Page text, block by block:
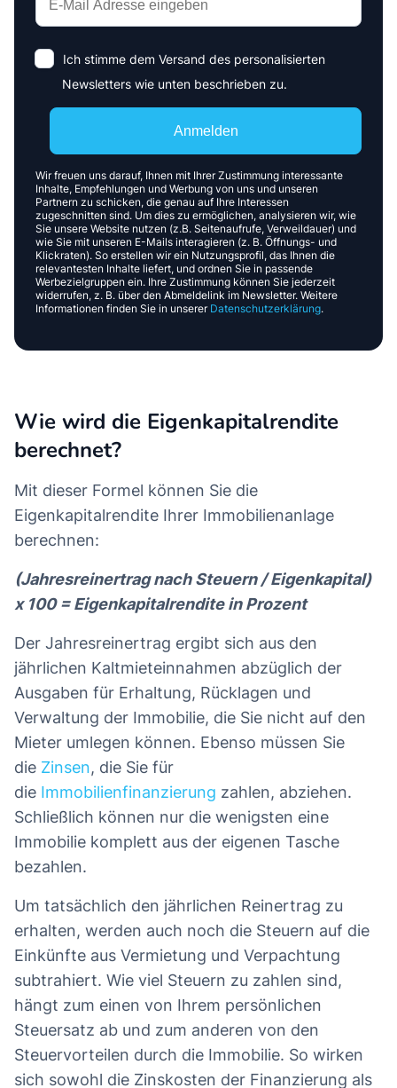
Anmelden
Ich stimme dem Versand des personalisierten
Newsletters wie unten beschrieben zu.
Wir freuen uns darauf, Ihnen mit Ihrer Zustimmung interessante
Inhalte, Empfehlungen und Werbung von uns und unseren
Partnern zu schicken, die genau auf Ihre Interessen
zugeschnitten sind. Um dies zu ermöglichen, analysieren wir, wie
Sie unsere Website nutzen (z.B. Seitenaufrufe, Verweildauer) und
wie Sie mit unseren E-Mails interagieren (z. B. Öffnungs- und
Klickraten). So erstellen wir ein Nutzungsprofil, das Ihnen die
relevantesten Inhalte liefert, und ordnen Sie in passende
Werbezielgruppen ein. Ihre Zustimmung können Sie jederzeit
widerrufen, z. B. über den Abmeldelink im Newsletter. Weitere
Informationen finden Sie in unserer Datenschutzerklärung.
Wie wird die Eigenkapitalrendite
berechnet?
Mit dieser Formel können Sie die
Eigenkapitalrendite Ihrer Immobilienanlage
berechnen:
(Jahresreinertrag nach Steuern / Eigenkapital)
x 100 = Eigenkapitalrendite in Prozent
Der Jahresreinertrag ergibt sich aus den
jährlichen Kaltmieteinnahmen abzüglich der
Ausgaben für Erhaltung, Rücklagen und
Verwaltung der Immobilie, die Sie nicht auf den
Mieter umlegen können. Ebenso müssen Sie
die Zinsen, die Sie für
die Immobilienfinanzierung zahlen, abziehen.
Schließlich können nur die wenigsten eine
Immobilie komplett aus der eigenen Tasche
bezahlen.
Um tatsächlich den jährlichen Reinertrag zu
erhalten, werden auch noch die Steuern auf die
Einkünfte aus Vermietung und Verpachtung
subtrahiert. Wie viel Steuern zu zahlen sind,
hängt zum einen von Ihrem persönlichen
Steuersatz ab und zum anderen von den
Steuervorteilen durch die Immobilie. So wirken
sich sowohl die Zinskosten der Finanzierung als